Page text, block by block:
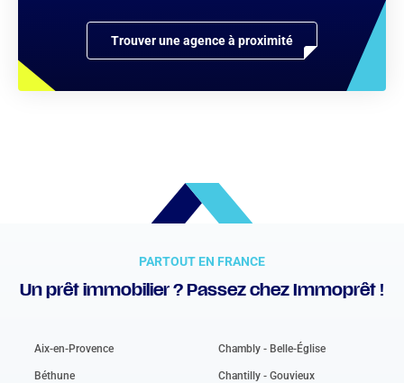
Trouver une agence à proximité
PARTOUT EN FRANCE
Un prêt immobilier ? Passez chez Immoprêt !
Aix-en-Provence
Béthune
Chambly - Belle-Église
Chantilly - Gouvieux